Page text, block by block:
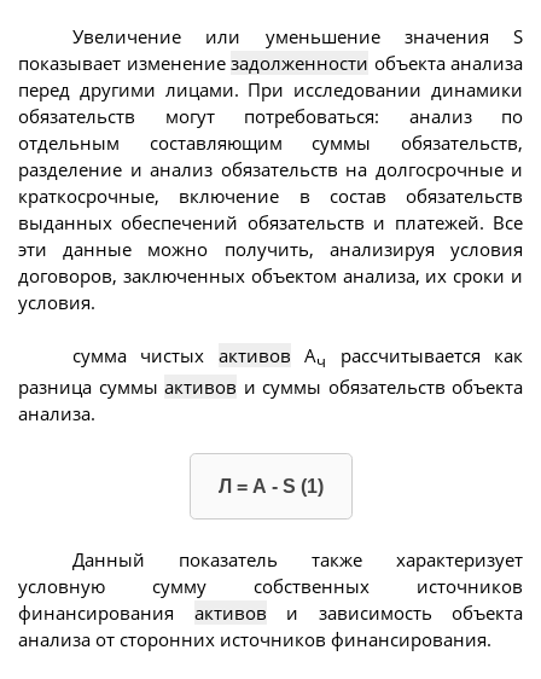
Увеличение или уменьшение значения S
показывает изменение задолженности объекта анализа
перед другими лицами. При исследовании динамики
обязательств могут потребоваться: анализ по
отдельным составляющим суммы обязательств,
разделение и анализ обязательств на долгосрочные и
краткосрочные, включение в состав обязательств
выданных обеспечений обязательств и платежей. Все
эти данные можно получить, анализируя условия
договоров, заключенных объектом анализа, их сроки и
условия.
сумма чистых активов Ач
рассчитывается как
разница суммы активов и суммы обязательств объекта
анализа.
Л = А - S (1)
Данный показатель также характеризует
условную сумму собственных источников
финансирования активов и зависимость объекта
анализа от сторонних источников финансирования.